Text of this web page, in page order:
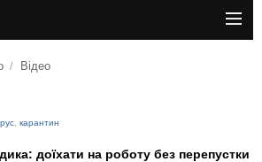
Відео
карантин
доїхати на роботу без перепустки